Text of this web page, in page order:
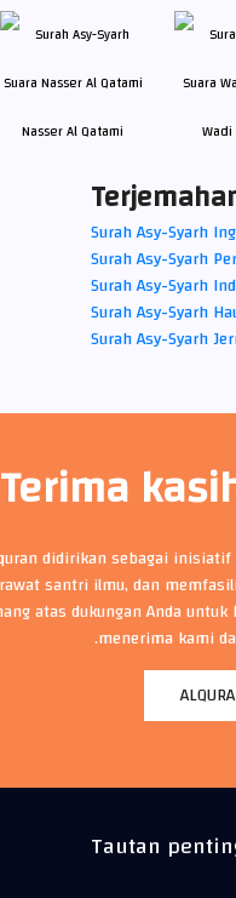
Nasser Al Qatami Wadi
Surah Asy-Syarh
Surah Asy-Syarh
Surah Asy-Syarh
Surah Asy-Syarh
Surah Asy-Syarh
Terima
didirikan sebagai
santri ilmu, dan
atas dukungan Anda
menerima kami
Tautan